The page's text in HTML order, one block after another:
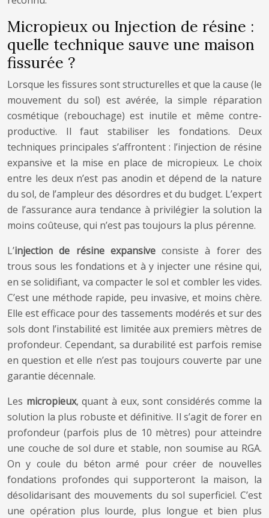
Micropieux ou Injection de résine :
quelle technique sauve une maison
fissurée ?
Lorsque les fissures sont structurelles et que la cause (le
mouvement du sol) est avérée, la simple réparation
cosmétique (rebouchage) est inutile et même contre-
productive. Il faut stabiliser les fondations. Deux
techniques principales s’affrontent : l’injection de résine
expansive et la mise en place de micropieux. Le choix
entre les deux n’est pas anodin et dépend de la nature
du sol, de l’ampleur des désordres et du budget. L’expert
de l’assurance aura tendance à privilégier la solution la
moins coûteuse, qui n’est pas toujours la plus pérenne.
L’injection de résine expansiveconsiste à forer des
trous sous les fondations et à y injecter une résine qui,
en se solidifiant, va compacter le sol et combler les vides.
C’est une méthode rapide, peu invasive, et moins chère.
Elle est efficace pour des tassements modérés et sur des
sols dont l’instabilité est limitée aux premiers mètres de
profondeur. Cependant, sa durabilité est parfois remise
en question et elle n’est pas toujours couverte par une
garantie décennale.
Les micropieux, quant à eux, sont considérés comme la
solution la plus robuste et définitive. Il s’agit de forer en
profondeur (parfois plus de 10 mètres) pour atteindre
une couche de sol dure et stable, non soumise au RGA.
On y coule du béton armé pour créer de nouvelles
fondations profondes qui supporteront la maison, la
désolidarisant des mouvements du sol superficiel. C’est
une opération plus lourde, plus longue et bien plus